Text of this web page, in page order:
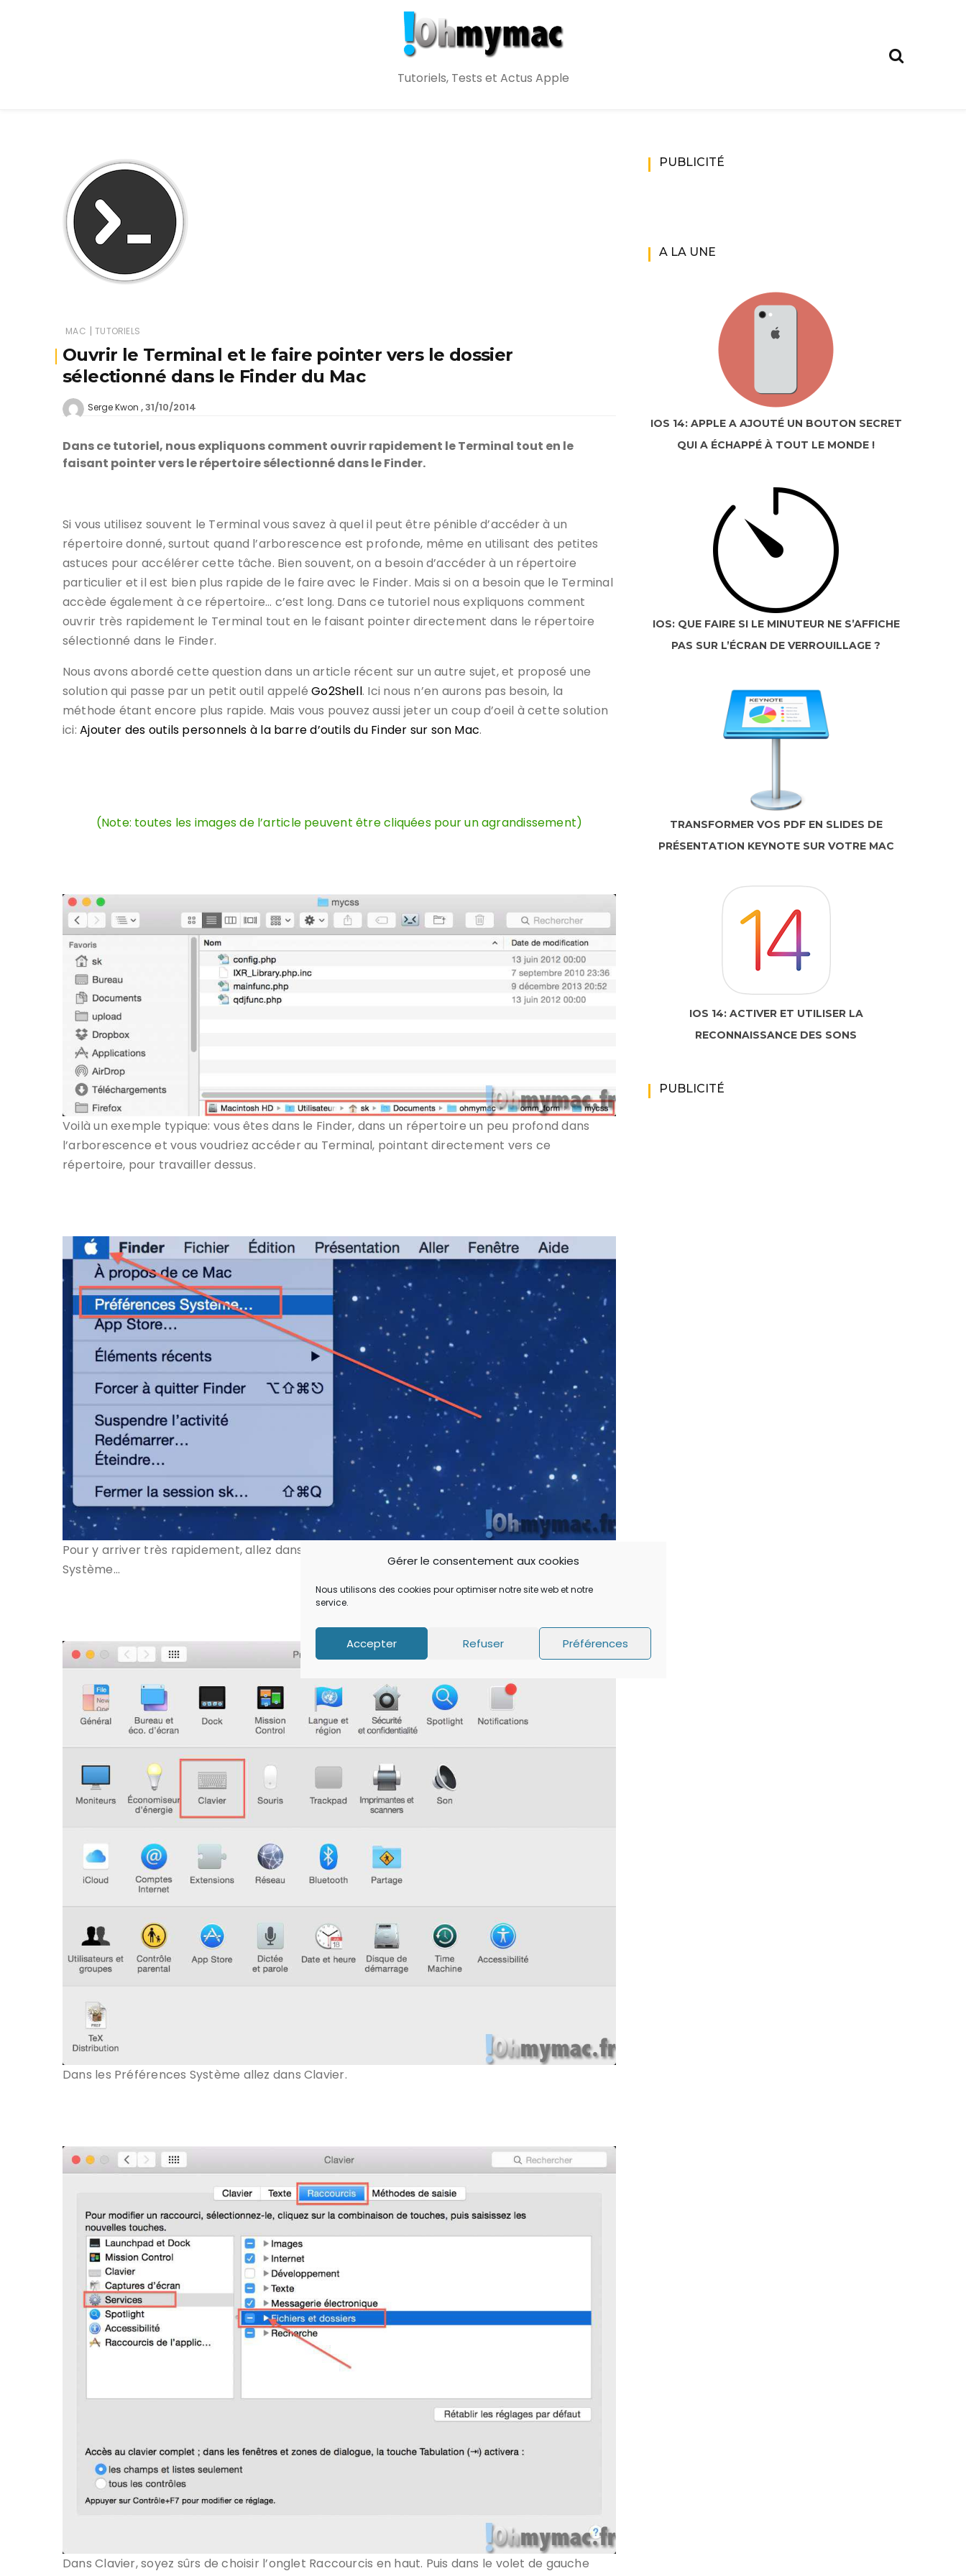
Gérer le consentement aux cookies
Nous utilisons des cookies pour optimiser notre site web et notre
service.
Accepter Refuser Préférences
Tutoriels, Tests et Actus Apple
MAC | TUTORIELS
Ouvrir le Terminal et le faire pointer vers le dossier
sélectionné dans le Finder du Mac
Serge Kwon 31/10/2014
Dans ce tutoriel, nous expliquons comment ouvrir rapidement le Terminal tout en le
faisant pointer vers le répertoire sélectionné dans le Finder.
Si vous utilisez souvent le Terminal vous savez à quel il peut être pénible d’accéder à un
répertoire donné, surtout quand l’arborescence est profonde, même en utilisant des petites
astuces pour accélérer cette tâche. Bien souvent, on a besoin d’accéder à un répertoire
particulier et il est bien plus rapide de le faire avec le Finder. Mais si on a besoin que le Terminal
accède également à ce répertoire… c’est long. Dans ce tutoriel nous expliquons comment
ouvrir très rapidement le Terminal tout en le faisant pointer directement dans le répertoire
sélectionné dans le Finder.
Nous avons abordé cette question dans un article récent sur un autre sujet, et proposé une
solution qui passe par un petit outil appeléGo2Shell. Ici nous n’en aurons pas besoin, la
méthode étant encore plus rapide. Mais vous pouvez aussi jeter un coup d’oeil à cette solution
ici:Ajouter des outils personnels à la barre d’outils du Finder sur son Mac.
(Note: toutes les images de l’article peuvent être cliquées pour un agrandissement)
Voilà un exemple typique: vous êtes dans le Finder, dans un répertoire un peu profond dans
l’arborescence et vous voudriez accéder au Terminal, pointant directement vers ce
répertoire, pour travailler dessus.
Pour y arriver très rapidement, allez dans le menu  (pomme) et choisissez Préférences
Système…
Dans les Préférences Système allez dans Clavier.
Dans Clavier, soyez sûrs de choisir l’onglet Raccourcis en haut. Puis dans le volet de gauche
PUBLICITÉ
A LA UNE
IOS 14: APPLE A AJOUTÉ UN BOUTON SECRET
QUI A ÉCHAPPÉ À TOUT LE MONDE !
IOS: QUE FAIRE SI LE MINUTEUR NE S’AFFICHE
PAS SUR L’ÉCRAN DE VERROUILLAGE ?
TRANSFORMER VOS PDF EN SLIDES DE
PRÉSENTATION KEYNOTE SUR VOTRE MAC
IOS 14: ACTIVER ET UTILISER LA
RECONNAISSANCE DES SONS
PUBLICITÉ